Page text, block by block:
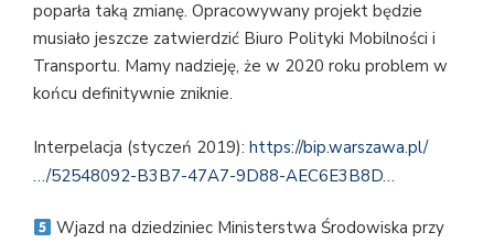
poparła taką zmianę. Opracowywany projekt będzie
musiało jeszcze zatwierdzić Biuro Polityki Mobilności i
Transportu. Mamy nadzieję, że w 2020 roku problem w
końcu definitywnie zniknie.
Interpelacja (styczeń 2019): https://bip.warszawa.pl/
…/52548092-B3B7-47A7-9D88-AEC6E3B8D…
Wjazd na dziedziniec Ministerstwa Środowiska przy